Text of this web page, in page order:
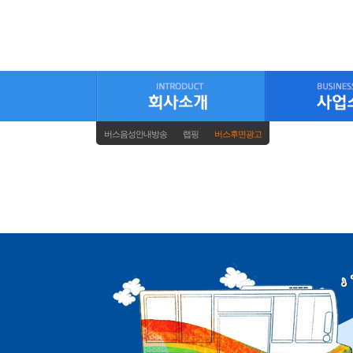
버스음성안내방송 랩핑 버스후면광고